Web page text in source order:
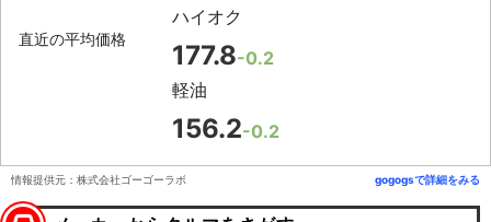
直近の平均価格
ハイオク
177.8-0.2
軽油
156.2-0.2
情報提供元：株式会社ゴーゴーラボ gogogsで詳細をみる